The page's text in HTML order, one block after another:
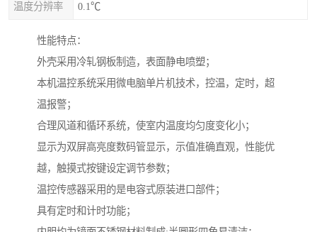
温度分辨率 0.1℃
性能特点：
外壳采用冷轧钢板制造，表面静电喷塑；
本机温控系统采用微电脑单片机技术，控温，定时，超
温报警；
合理风道和循环系统，使室内温度均匀度变化小；
显示为双屏高亮度数码管显示，示值准确直观，性能优
越，触摸式按键设定调节参数；
温控传感器采用的是电容式原装进口部件；
具有定时和计时功能；